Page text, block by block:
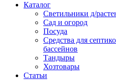
Каталог
Светильники д/
Сад и огород
Посуда
Средства для
бассейнов
Тандыры
Хозтовары
Статьи